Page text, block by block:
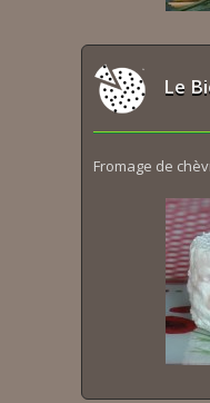
Le
Fromage de